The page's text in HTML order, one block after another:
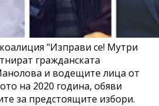
"Изправи се! Мутри
гражданската
и водещите лица от
на 2020 година, обяви
за предстоящите избори.